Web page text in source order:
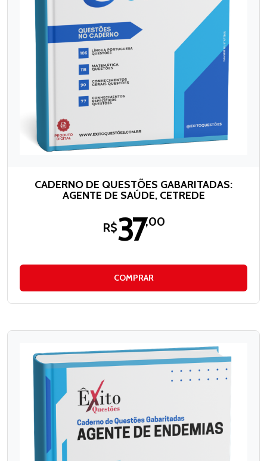
CADERNO DE QUESTÕES GABARITADAS:
AGENTE DE SAÚDE, CETREDE
R$37,00
COMPRAR